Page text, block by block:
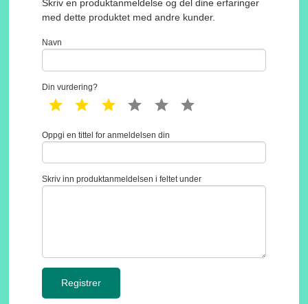
Skriv en produktanmeldelse og del dine erfaringer
med dette produktet med andre kunder.
Navn
Din vurdering?
1 star 2 star 3 star 4 star 5 star
Oppgi en tittel for anmeldelsen din
Skriv inn produktanmeldelsen i feltet under